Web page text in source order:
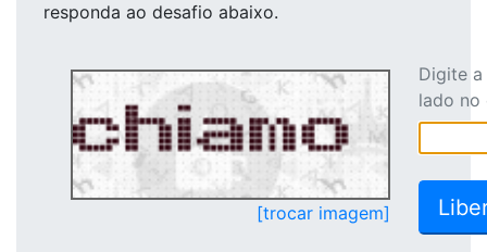
responda ao desafio abaixo.
[trocar imagem]
Digite
lado no